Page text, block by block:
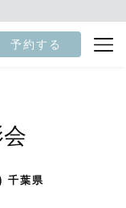
予約する
千葉県